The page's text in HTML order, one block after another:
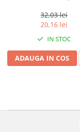
32,03 lei
20,16 lei
IN STOC
ADAUGA IN COS